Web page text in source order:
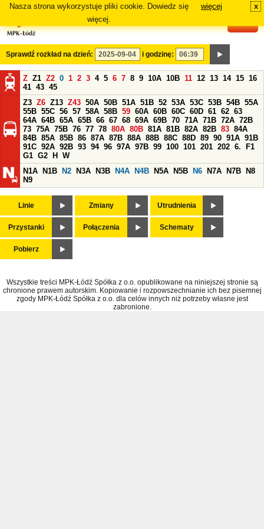
Nasza strona wykorzystuje pliki cookie. Dowiedz się
więcej.
więcej x
Sprawdź rozkład na dzień: i godzinę:
Z Z1 Z2 0 1 2 3 4 5 6 7 8 9 10A 10B 11 12 13 14 15 16
41 43 45
Z3 Z6 Z13 Z43 50A 50B 51A 51B 52 53A 53C 53B 54B 55A
55B 55C 56 57 58A 58B 59 60A 60B 60C 60D 61 62 63
64A 64B 65A 65B 66 67 68 69A 69B 70 71A 71B 72A 72B
73 75A 75B 76 77 78 80A 80B 81A 81B 82A 82B 83 84A
84B 85A 85B 86 87A 87B 88A 88B 88C 88D 89 90 91A 91B
91C 92A 92B 93 94 96 97A 97B 99 100 101 201 202 6.
F1
G1 G2 H
W
N1A
N1B N2 N3A N3B N4A N4B N5A N5B N6 N7A N7B
N8
N9
Linie Zmiany Utrudnienia
Przystanki Połączenia Schematy
Pobierz
Wszystkie treści MPK-Łódź Spółka z o.o. opublikowane na niniejszej stronie są
chronione prawem autorskim. Kopiowanie i rozpowszechnianie ich bez pisemnej
zgody MPK-Łódź Spółka z o.o. dla celów innych niż potrzeby własne jest
zabronione.